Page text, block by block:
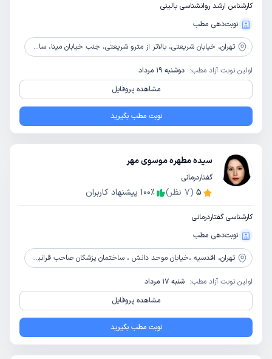
کارشناس ارشد روانشناسی بالینی
نوبت‌دهی مطب
تهران، خیابان شریعتی، بالاتر از مترو شریعتی، جنب خیابان مینا، ساختمان پزشکان نیکان، طبقه 6، واحد 5
اولین نوبت آزاد مطب: دوشنبه 19 مرداد
مشاهده پروفایل
نوبت مطب بگیرید
سیده مطهره موسوی مهر
گفتاردرمانی
5
(
7 نظر) 100٪ پیشنهاد کاربران
کارشناسی گفتاردرمانی
نوبت‌دهی مطب
تهران، اقدسیه ،خیابان موحد دانش ، ساختمان پزشکان صاحب قرانیه ، طبقه 5 ، واحد 504
اولین نوبت آزاد مطب: شنبه 17 مرداد
مشاهده پروفایل
نوبت مطب بگیرید